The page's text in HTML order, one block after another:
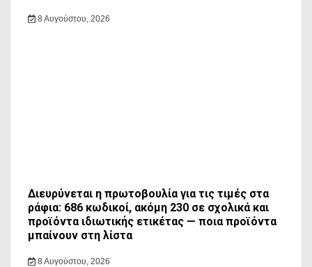
8 Αυγούστου, 2026
Διευρύνεται η πρωτοβουλία για τις τιμές στα
ράφια: 686 κωδικοί, ακόμη 230 σε σχολικά και
προϊόντα ιδιωτικής ετικέτας — ποια προϊόντα
μπαίνουν στη λίστα
8 Αυγούστου, 2026